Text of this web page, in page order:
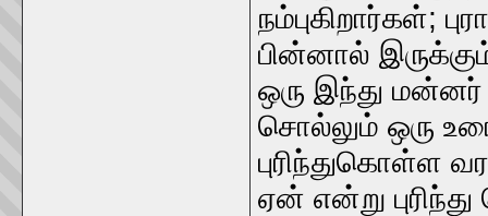
நம்புகிறார்கள்;
பின்னால்
ஒரு இந்து
சொல்லும் ஒரு
புரிந்துகொள்ள
ஏன் என்று